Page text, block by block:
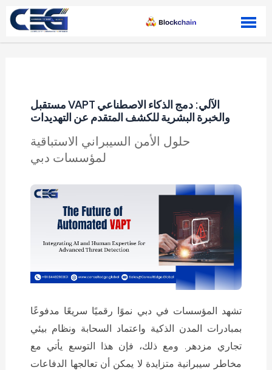
Skip to content
مستقبل VAPT الآلي: دمج الذكاء الاصطناعي
والخبرة البشرية للكشف المتقدم عن التهديدات
حلول الأمن السيبراني الاستباقية
لمؤسسات دبي
تشهد المؤسسات في دبي نموًا رقميًا سريعًا مدفوعًا
بمبادرات المدن الذكية واعتماد السحابة ونظام بيئي
تجاري مزدهر. ومع ذلك، فإن هذا التوسع يأتي مع
مخاطر سيبرانية متزايدة لا يمكن أن تعالجها الدفاعات